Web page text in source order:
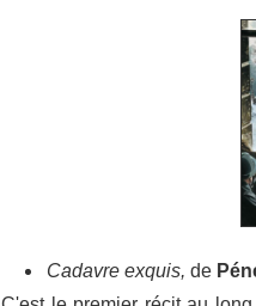
Cadavre exquis, de